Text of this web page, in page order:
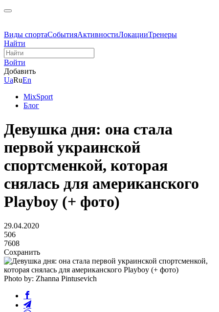
Виды спортаСобытияАктивностиЛокацииТренеры
Найти
Войти
Добавить
UaRuEn
MixSport
Блог
Девушка дня: она стала
первой украинской
спортсменкой, которая
снялась для американского
Playboy (+ фото)
29.04.2020
506
7608
Сохранить
Photo by: Zhanna Pintusevich